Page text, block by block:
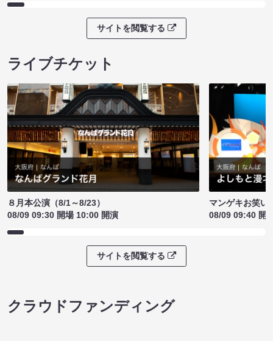
サイトを閲覧する
ライブチケット
８月本公演（8/1～8/23）
08/09 09:30 開場 10:00 開演
マンゲキお笑い
08/09 09:40 開
サイトを閲覧する
クラウドファンディング